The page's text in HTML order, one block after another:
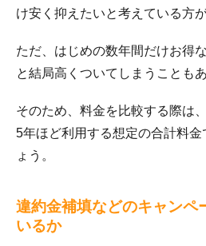
け安く抑えたいと考えている方
ただ、はじめの数年間だけお得
と結局高くついてしまうこともあ
そのため、料金を比較する際は
5年ほど利用する想定の合計料
ょう。
違約金補填などのキャンペ
いるか